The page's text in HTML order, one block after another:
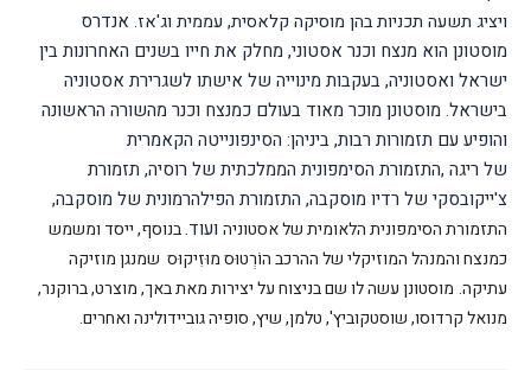
ויציג תשעה תכניות בהן מוסיקה קלאסית, עממית וג'אז. אנדרס
מוסטונן הוא מנצח וכנר אסטוני, מחלק את חייו בשנים האחרונות בין
ישראל ואסטוניה, בעקבות מינוייה של אישתו לשגרירת אסטוניה
בישראל. מוסטונן מוכר מאוד בעולם כמנצח וכנר מהשורה הראשונה
והופיע עם תזמורות רבות, ביניהן: הסינפונייטה הקאמרית
של ריגה ,התזמורת הסימפונית הממלכתית של רוסיה, תזמורת
צ'ייקובסקי של רדיו מוסקבה, התזמורת הפילהרמונית של מוסקבה,
התזמורת הסימפונית הלאומית של אסטוניה ועוד.בנוסף, ייסד ומשמש
כמנצח והמנהל המוזיקלי של ההרכב הוֹרְטוּס מוּזִיקוּס שמנגן מוזיקה
עתיקה. מוסטונן עשה לו שם בניצוח על יצירות מאתבאך,מוצרט,ברוקנר,
מנואל קרדוסו,שוסטקוביץ', טלמן,שיץ,סופיה גוביידולינהואחרים.